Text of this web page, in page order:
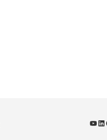
LinkedIn
YouTube